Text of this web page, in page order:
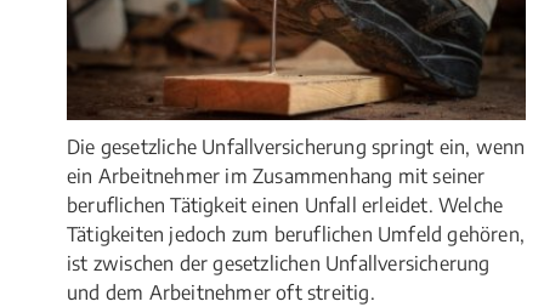
Die gesetzliche Unfallversicherung springt ein, wenn
ein Arbeitnehmer im Zusammenhang mit seiner
beruflichen Tätigkeit einen Unfall erleidet. Welche
Tätigkeiten jedoch zum beruflichen Umfeld gehören,
ist zwischen der gesetzlichen Unfallversicherung
und dem Arbeitnehmer oft streitig.